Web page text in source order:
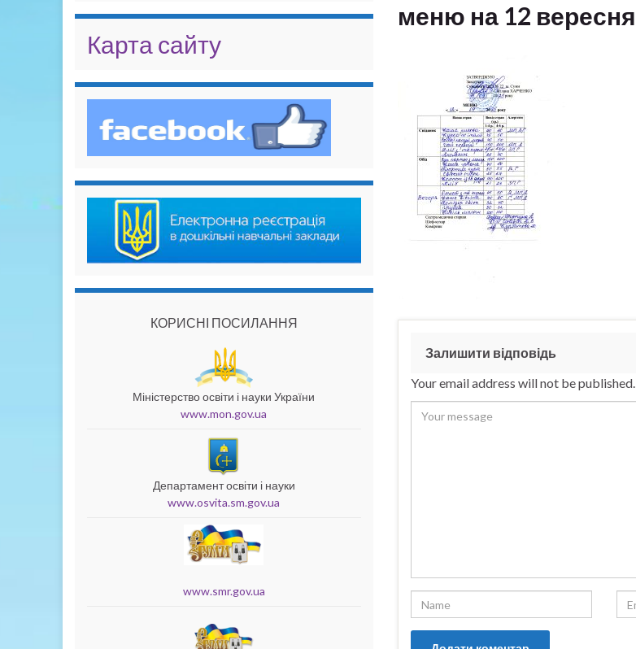
меню на 12 вересня
Залишити відповідь
Your email address will not be published.
Карта сайту
КОРИСНІ ПОСИЛАННЯ
Міністерство освіти і науки України
www.mon.gov.ua
Департамент освіти і науки
www.osvita.sm.gov.ua
www.smr.gov.ua